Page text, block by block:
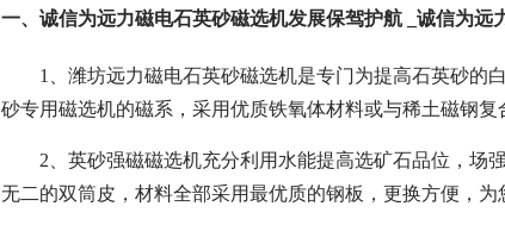
一、诚信为远力磁电石英砂磁选机发展保驾护航 _诚信为
1、潍坊远力磁电石英砂磁选机是专门为提高石英砂的
砂专用磁选机的磁系，采用优质铁氧体材料或与稀土磁钢复
2、英砂强磁磁选机充分利用水能提高选矿石品位，场
无二的双筒皮，材料全部采用最优质的钢板，更换方便，